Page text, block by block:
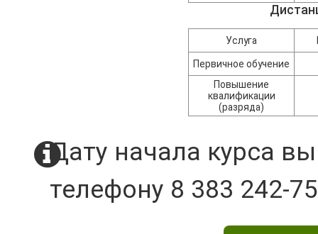
Услуга
Первичное обучение
Повышение
квалификации
(разряда)
Дату начала курса
телефону 8 383 242-